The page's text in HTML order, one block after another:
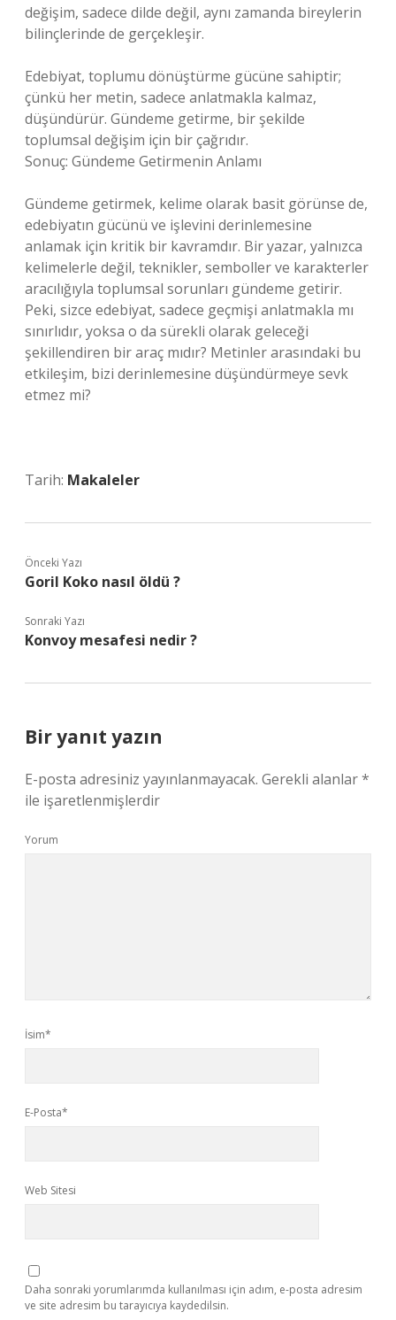
değişim, sadece dilde değil, aynı zamanda bireylerin
bilinçlerinde de gerçekleşir.
Edebiyat, toplumu dönüştürme gücüne sahiptir;
çünkü her metin, sadece anlatmakla kalmaz,
düşündürür. Gündeme getirme, bir şekilde
toplumsal değişim için bir çağrıdır.
Sonuç: Gündeme Getirmenin Anlamı
Gündeme getirmek, kelime olarak basit görünse de,
edebiyatın gücünü ve işlevini derinlemesine
anlamak için kritik bir kavramdır. Bir yazar, yalnızca
kelimelerle değil, teknikler, semboller ve karakterler
aracılığıyla toplumsal sorunları gündeme getirir.
Peki, sizce edebiyat, sadece geçmişi anlatmakla mı
sınırlıdır, yoksa o da sürekli olarak geleceği
şekillendiren bir araç mıdır? Metinler arasındaki bu
etkileşim, bizi derinlemesine düşündürmeye sevk
etmez mi?
Tarih: Makaleler
Önceki Yazı
Goril Koko nasıl öldü ?
Sonraki Yazı
Konvoy mesafesi nedir ?
Bir yanıt yazın
E-posta adresiniz yayınlanmayacak. Gerekli alanlar*
ile işaretlenmişlerdir
Yorum
İsim*
E-Posta*
Web Sitesi
Daha sonraki yorumlarımda kullanılması için adım, e-posta adresim
ve site adresim bu tarayıcıya kaydedilsin.